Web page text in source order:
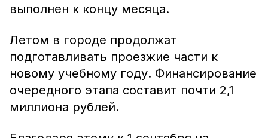
выполнен к концу месяца.
Летом в городе продолжат
подготавливать проезжие части к
новому учебному году. Финансирование
очередного этапа составит почти 2,1
миллиона рублей.